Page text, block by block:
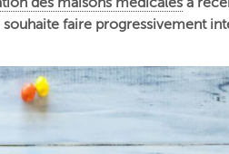
faire progressivement